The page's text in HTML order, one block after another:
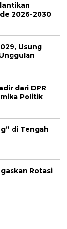
2026-2030
Usung
dari DPR
Politik
di Tengah
Rotasi